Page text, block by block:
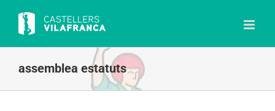
content
assemblea estatuts